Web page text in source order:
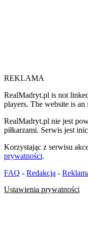
REKLAMA
RealMadryt.pl is not
players. The website is
RealMadryt.pl nie jest
piłkarzami. Serwis jest
Korzystając z serwisu
prywatności.
FAQ - Redakcja -
Ustawienia prywatności